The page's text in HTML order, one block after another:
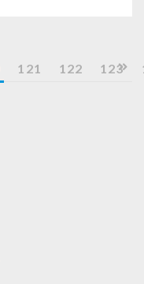
121 122 123